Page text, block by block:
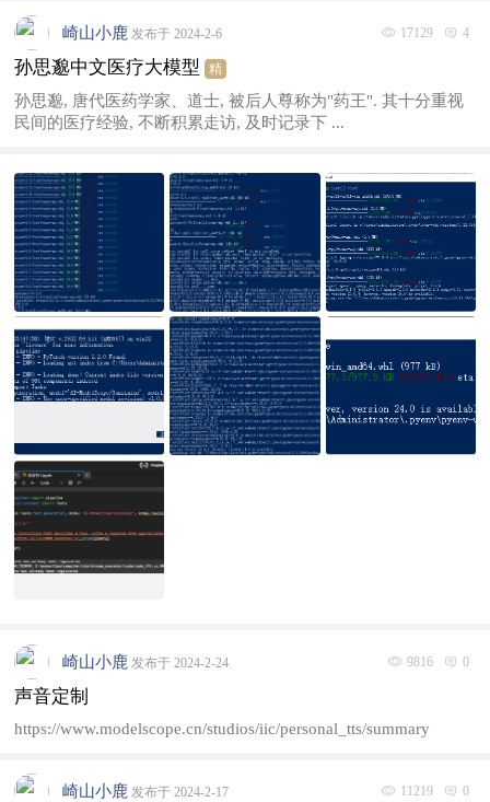
17129 4
崎山小鹿 发布于 2024-2-6
孙思邈中文医疗大模型 精
孙思邈, 唐代医药学家、道士, 被后人尊称为"药王". 其十分重视
民间的医疗经验, 不断积累走访, 及时记录下 ...
9816 0
崎山小鹿 发布于 2024-2-24
声音定制
https://www.modelscope.cn/studios/iic/personal_tts/summary
11219 0
崎山小鹿 发布于 2024-2-17